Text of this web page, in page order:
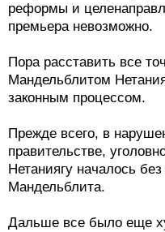
реформы и
премьера невозможно.
Пора расставить все
Мандельблитом
законным процессом.
Прежде всего, в
правительстве,
Нетаниягу началось
Мандельблита.
Дальше все было еще